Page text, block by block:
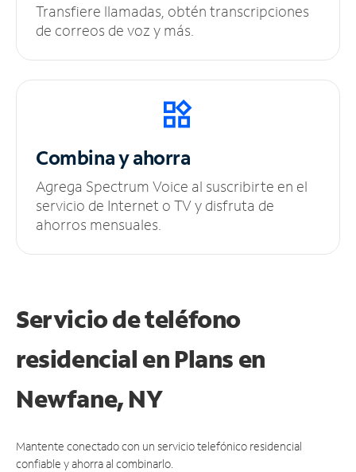
Transfiere llamadas, obtén transcripciones
de correos de voz y más.
Combina y ahorra
Agrega Spectrum Voice al suscribirte en el
servicio de Internet o TV y disfruta de
ahorros mensuales.
Servicio de teléfono
residencial en Plans en
Newfane, NY
Mantente conectado con un servicio telefónico residencial
confiable y ahorra al combinarlo.